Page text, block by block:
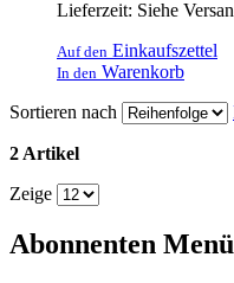
Lieferzeit: Siehe
Auf den Einkaufszettel
In den Warenkorb
Sortieren nach
2 Artikel
Zeige
Abonnenten